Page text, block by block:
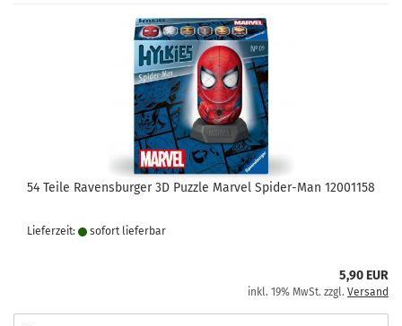
54 Teile Ravensburger 3D Puzzle Marvel Spider-Man 12001158
Lieferzeit: sofort lie­fer­bar
5,90 EUR
inkl. 19% MwSt. zzgl. Versand